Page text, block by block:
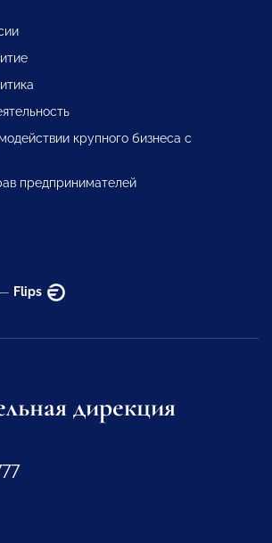
крупного бизнеса с
предпринимателей
Flips
дирекция